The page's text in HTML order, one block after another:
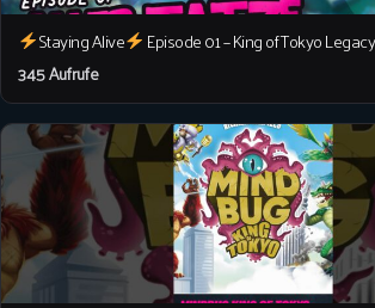
Staying Alive
Episode 01 – King of Tokyo
345 Aufrufe